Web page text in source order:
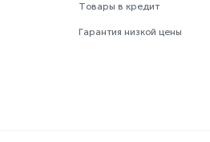
Товары в кредит
Гарантия низкой цены